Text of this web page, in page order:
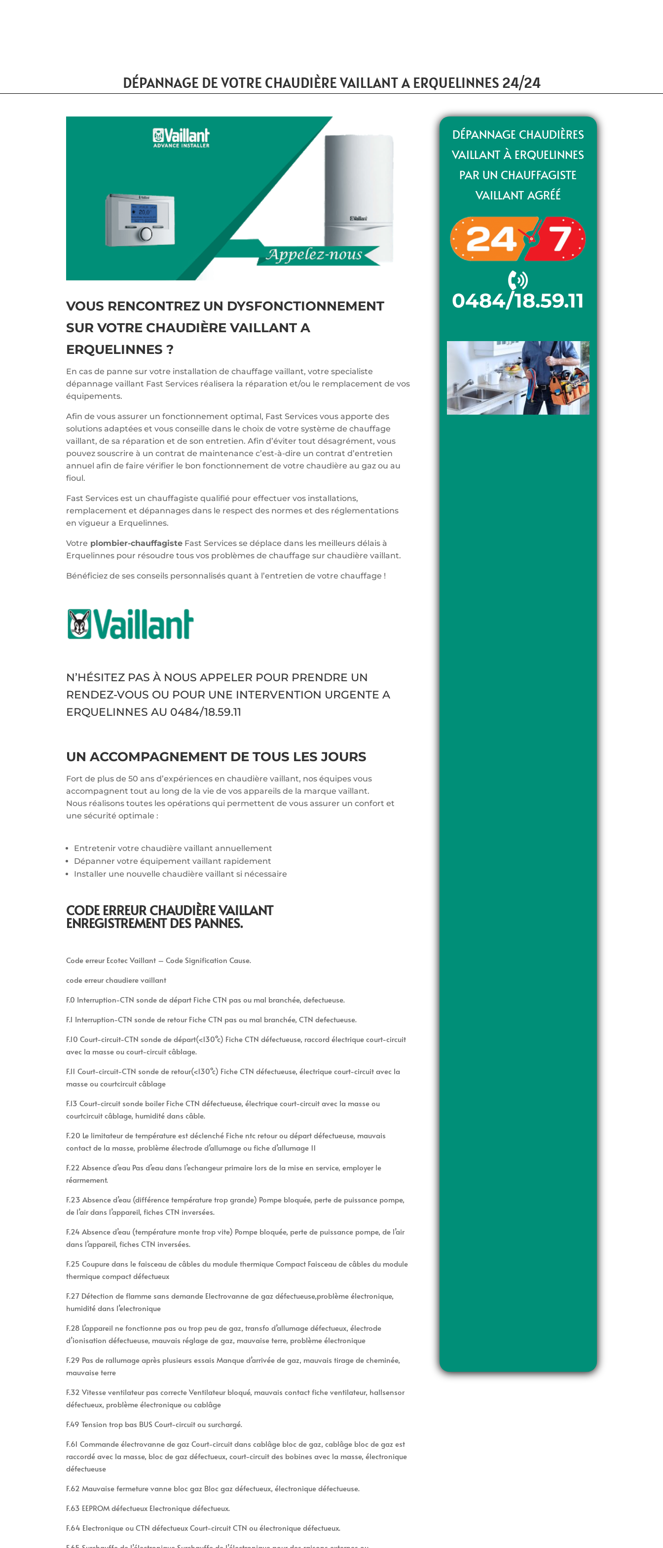
DÉPANNAGE DE VOTRE CHAUDIÈRE VAILLANT A ERQUELINNES 24/24
VOUS RENCONTREZ UN DYSFONCTIONNEMENT
SUR VOTRE CHAUDIÈRE VAILLANT A
ERQUELINNES ?
En cas de panne sur votre installation de chauffage vaillant, votre specialiste
dépannage vaillant Fast Services réalisera la réparation et/ou le remplacement de vos
équipements.
Afin de vous assurer un fonctionnement optimal, Fast Services vous apporte des
solutions adaptées et vous conseille dans le choix de votre système de chauffage
vaillant, de sa réparation et de son entretien. Afin d’éviter tout désagrément, vous
pouvez souscrire à un contrat de maintenance c’est-à-dire un contrat d’entretien
annuel afin de faire vérifier le bon fonctionnement de votre chaudière au gaz ou au
fioul.
Fast Services est un chauffagiste qualifié pour effectuer vos installations,
remplacement et dépannages dans le respect des normes et des réglementations
en vigueur a Erquelinnes.
Votre plombier-chauffagiste Fast Services se déplace dans les meilleurs délais à
Erquelinnes pour résoudre tous vos problèmes de chauffage sur chaudière vaillant.
Bénéficiez de ses conseils personnalisés quant à l’entretien de votre chauffage !
N’HÉSITEZ PAS À NOUS APPELER POUR PRENDRE UN
RENDEZ-VOUS OU POUR UNE INTERVENTION URGENTE A
ERQUELINNES AU 0484/18.59.11
UN ACCOMPAGNEMENT DE TOUS LES JOURS
Fort de plus de 50 ans d’expériences en chaudière vaillant, nos équipes vous
accompagnent tout au long de la vie de vos appareils de la marque vaillant.
Nous réalisons toutes les opérations qui permettent de vous assurer un confort et
une sécurité optimale :
Entretenir votre chaudière vaillant annuellement
Dépanner votre équipement vaillant rapidement
Installer une nouvelle chaudière vaillant si nécessaire
CODE ERREUR CHAUDIÈRE VAILLANT
ENREGISTREMENT DES PANNES.
Code erreur Ecotec Vaillant – Code Signification Cause.
code erreur chaudiere vaillant
F.0 Interruption-CTN sonde de départ Fiche CTN pas ou mal branchée, defectueuse.
F.1 Interruption-CTN sonde de retour Fiche CTN pas ou mal branchée, CTN defectueuse.
F.10 Court-circuit-CTN sonde de départ(<130°c) Fiche CTN défectueuse, raccord électrique court-circuit
avec la masse ou court-circuit câblage.
F.11 Court-circuit-CTN sonde de retour(<130°c) Fiche CTN défectueuse, électrique court-circuit avec la
masse ou courtcircuit câblage
F.13 Court-circuit sonde boiler Fiche CTN défectueuse, électrique court-circuit avec la masse ou
courtcircuit câblage, humidité dans câble.
F.20 Le limitateur de température est déclenché Fiche ntc retour ou départ défectueuse, mauvais
contact de la masse, problème électrode d’allumage ou fiche d’allumage 11
F.22 Absence d’eau Pas d’eau dans l’echangeur primaire lors de la mise en service, employer le
réarmement.
F.23 Absence d’eau (différence température trop grande) Pompe bloquée, perte de puissance pompe,
de l’air dans l’appareil, fiches CTN inversées.
F.24 Absence d’eau (température monte trop vite) Pompe bloquée, perte de puissance pompe, de l’air
dans l’appareil, fiches CTN inversées.
F.25 Coupure dans le faisceau de câbles du module thermique Compact Faisceau de câbles du module
thermique compact défectueux
F.27 Détection de flamme sans demande Electrovanne de gaz défectueuse,problème électronique,
humidité dans l’electronique
F.28 L’appareil ne fonctionne pas ou trop peu de gaz, transfo d’allumage défectueux, électrode
d’ionisation défectueuse, mauvais réglage de gaz, mauvaise terre, problème électronique
F.29 Pas de rallumage après plusieurs essais Manque d’arrivée de gaz, mauvais tirage de cheminée,
mauvaise terre
F.32 Vitesse ventilateur pas correcte Ventilateur bloqué, mauvais contact fiche ventilateur, hallsensor
défectueux, problème électronique ou cablâge
F.49 Tension trop bas BUS Court-circuit ou surchargé.
F.61 Commande électrovanne de gaz Court-circuit dans cablâge bloc de gaz, cablâge bloc de gaz est
raccordé avec la masse, bloc de gaz défectueux, court-circuit des bobines avec la masse, électronique
défectueuse
F.62 Mauvaise fermeture vanne bloc gaz Bloc gaz défectueux, électronique défectueuse.
F.63 EEPROM défectueux Electronique défectueux.
F.64 Electronique ou CTN défectueux Court-circuit CTN ou électronique défectueux.
DÉPANNAGE CHAUDIÈRES
VAILLANT À ERQUELINNES
PAR UN CHAUFFAGISTE
VAILLANT AGRÉÉ
0484/18.59.11